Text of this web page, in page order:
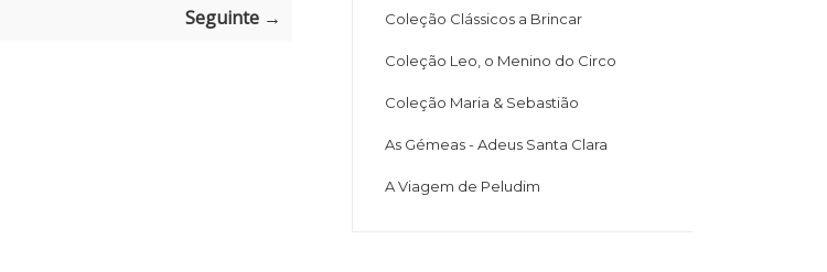
Seguinte → Coleção Clássicos a Brincar
Coleção Leo, o Menino do Circo
Coleção Maria & Sebastião
As Gémeas - Adeus Santa Clara
A Viagem de Peludim